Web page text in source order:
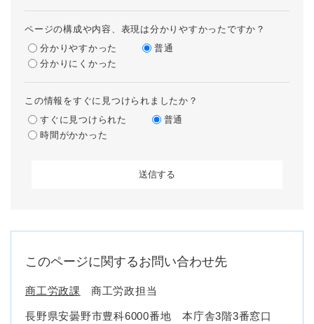
ページの構成や内容、表現は分かりやすかったですか？
分かりやすかった
普通
分かりにくかった
この情報をすぐに見つけられましたか？
すぐに見つけられた
普通
時間がかかった
このページに関するお問い合わせ先
商工労政課 商工労政担当
長野県安曇野市豊科6000番地 本庁舎3階3番窓口